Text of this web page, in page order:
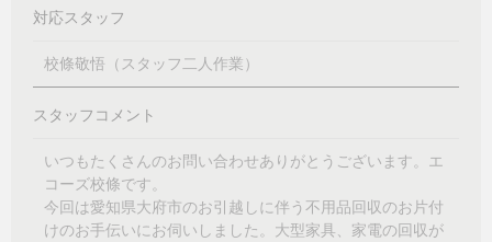
対応スタッフ
校條敬悟（スタッフ二人作業）
スタッフコメント
いつもたくさんのお問い合わせありがとうございます。エ
コーズ校條です。
今回は愛知県大府市のお引越しに伴う不用品回収のお片付
けのお手伝いにお伺いしました。大型家具、家電の回収が